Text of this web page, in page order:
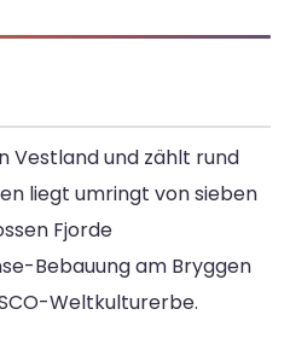
Vestland und zählt rund
liegt umringt von sieben
Fjorde
Bebauung am Bryggen
Weltkulturerbe.